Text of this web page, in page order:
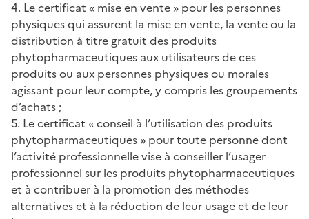
4. Le certificat « mise en vente » pour les personnes
physiques qui assurent la mise en vente, la vente ou la
distribution à titre gratuit des produits
phytopharmaceutiques aux utilisateurs de ces
produits ou aux personnes physiques ou morales
agissant pour leur compte, y compris les groupements
d’achats ;
5. Le certificat « conseil à l’utilisation des produits
phytopharmaceutiques » pour toute personne dont
l’activité professionnelle vise à conseiller l’usager
professionnel sur les produits phytopharmaceutiques
et à contribuer à la promotion des méthodes
alternatives et à la réduction de leur usage et de leur